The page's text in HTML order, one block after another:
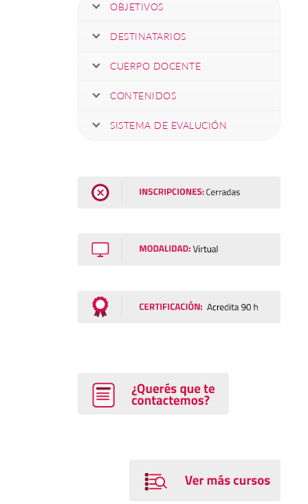
OBJETIVOS
DESTINATARIOS
CUERPO DOCENTE
CONTENIDOS
SISTEMA DE EVALUCIÓN